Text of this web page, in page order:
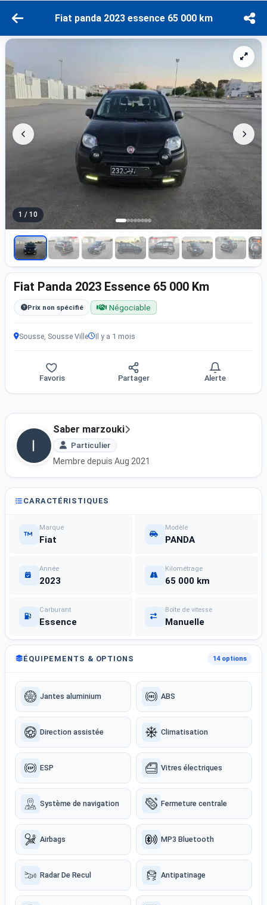
Fiat panda 2023 essence 65 000 km
1 / 10
Fiat Panda 2023 Essence 65 000 Km
Prix non spécifié Négociable
Sousse, Sousse Ville Il y a 1 mois
Favoris Partager Alerte
Saber marzouki
Particulier
Membre depuis Aug 2021
CARACTÉRISTIQUES
Marque
Fiat
Modèle
PANDA
Année
2023
Kilométrage
65 000 km
Carburant
Essence
Boîte de vitesse
Manuelle
ÉQUIPEMENTS & OPTIONS 14 options
Jantes aluminium ABS
Direction assistée Climatisation
ESP Vitres électriques
Système de navigation Fermeture centrale
Airbags MP3 Bluetooth
Radar De Recul Antipatinage